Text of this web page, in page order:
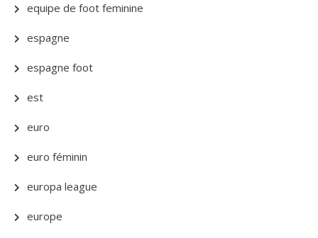
equipe de foot feminine
espagne
espagne foot
est
euro
euro féminin
europa league
europe